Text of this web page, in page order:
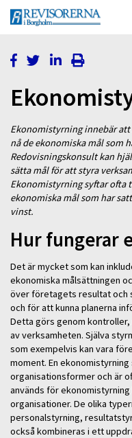
Ekonomistyrning innebär
nå de ekonomiska mål som
Redovisningskonsult kan
sätta mål för att styra
Ekonomistyrning syftar ofta
ekonomiska mål som har
vinst.
Hur fungerar
Det är mycket som kan
ekonomiska målsättningen
över företagets resultat och
och för att kunna planerna
Detta görs genom
av verksamheten. Själva
som exempelvis kan vara
moment. En
organisationsformer och är
används för
organisationer. De olika
personalstyrning,
också kombineras i ett